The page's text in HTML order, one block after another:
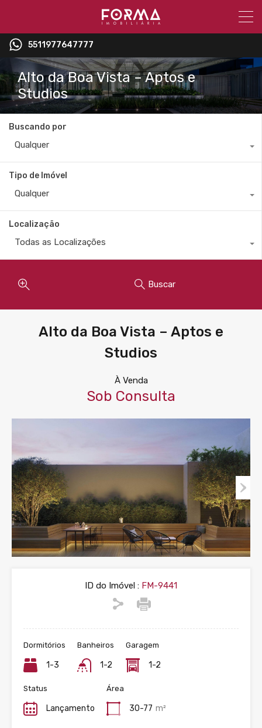
5511977647777
Alto da Boa Vista – Aptos e
Studios
Buscando por
Qualquer
Tipo de Imóvel
Qualquer
Localização
Todas as Localizações
Buscar
Alto da Boa Vista – Aptos e
Studios
À Venda
Sob Consulta
ID do Imóvel : FM-9441
Dormitórios
1-3
Banheiros
1-2
Garagem
1-2
Status
Lançamento
Área
30-77 m²